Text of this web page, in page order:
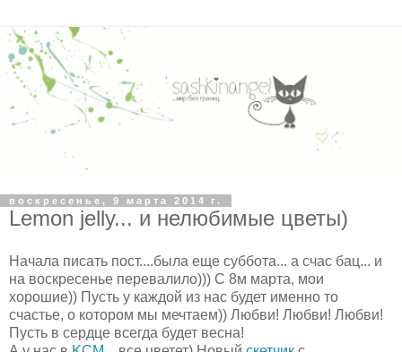
воскресенье, 9 марта 2014 г.
Lemon jelly... и нелюбимые цветы)
Начала писать пост....была еще суббота... а счас бац... и
на воскресенье перевалило))) С 8м марта, мои
хорошие)) Пусть у каждой из нас будет именно то
счастье, о котором мы мечтаем)) Любви! Любви! Любви!
Пусть в сердце всегда будет весна!